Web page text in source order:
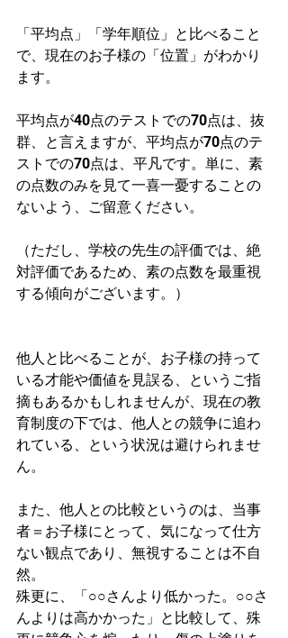
「平均点」「学年順位」と比べること
で、現在のお子様の「位置」がわかり
ます。
平均点が40点のテストでの70点は、抜
群、と言えますが、平均点が70点のテ
ストでの70点は、平凡です。単に、素
の点数のみを見て一喜一憂することの
ないよう、ご留意ください。
（ただし、学校の先生の評価では、絶
対評価であるため、素の点数を最重視
する傾向がございます。）
他人と比べることが、お子様の持って
いる才能や価値を見誤る、というご指
摘もあるかもしれませんが、現在の教
育制度の下では、他人との競争に追わ
れている、という状況は避けられませ
ん。
また、他人との比較というのは、当事
者＝お子様にとって、気になって仕方
ない観点であり、無視することは不自
然。
殊更に、「○○さんより低かった。○○さ
んよりは高かかった」と比較して、殊